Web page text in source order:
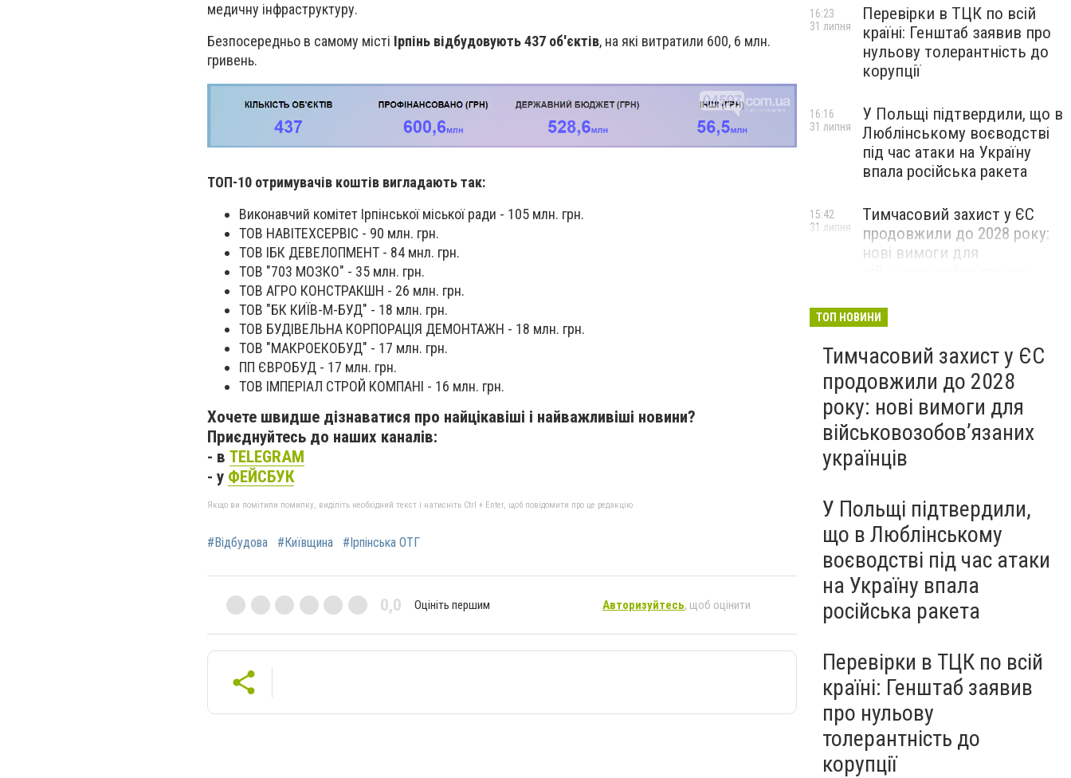
медичну інфраструктуру.
Безпосередньо в самому місті Ірпінь відбудовують 437 об'єктів, на які витратили 600, 6 млн.
гривень.
ТОП-10 отримувачів коштів вигладають так:
Виконавчий комітет Ірпінської міської ради - 105 млн. грн.
ТОВ НАВІТЕХСЕРВІС - 90 млн. грн.
ТОВ ІБК ДЕВЕЛОПМЕНТ - 84 мнл. грн.
ТОВ "703 МОЗКО" - 35 млн. грн.
ТОВ АГРО КОНСТРАКШН - 26 млн. грн.
ТОВ "БК КИЇВ-М-БУД" - 18 млн. грн.
ТОВ БУДІВЕЛЬНА КОРПОРАЦІЯ ДЕМОНТАЖН - 18 млн. грн.
ТОВ "МАКРОЕКОБУД" - 17 млн. грн.
ПП ЄВРОБУД - 17 млн. грн.
ТОВ ІМПЕРІАЛ СТРОЙ КОМПАНІ - 16 млн. грн.
Хочете швидше дізнаватися про найцікавіші і найважливіші новини?
Приєднуйтесь до наших каналів:
- в TELEGRAM
- у ФЕЙСБУК
Якщо ви помітили помилку, виділіть необхідний текст і натисніть Ctrl + Enter, щоб повідомити про це редакцію
#Відбудова #Київщина #Ірпінська ОТГ
0,0 Оцініть першим Авторизуйтесь, щоб оцінити
Перевірки в ТЦК по всій
країні: Генштаб заявив про
нульову толерантність до
корупції
16:23
31 липня
У Польщі підтвердили, що в
Люблінському воєводстві
під час атаки на Україну
впала російська ракета
16:16
31 липня
Тимчасовий захист у ЄС
продовжили до 2028 року:
нові вимоги для
15:42
31 липня
ТОП НОВИНИ
Тимчасовий захист у ЄС
продовжили до 2028
року: нові вимоги для
військовозобов’язаних
українців
У Польщі підтвердили,
що в Люблінському
воєводстві під час атаки
на Україну впала
російська ракета
Перевірки в ТЦК по всій
країні: Генштаб заявив
про нульову
толерантність до
корупції